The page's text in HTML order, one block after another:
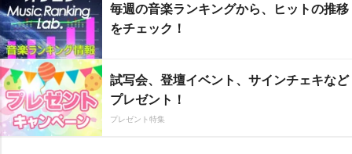
毎週の音楽ランキングから、ヒットの推移
をチェック！
試写会、登壇イベント、サインチェキなど
プレゼント！
プレゼント特集